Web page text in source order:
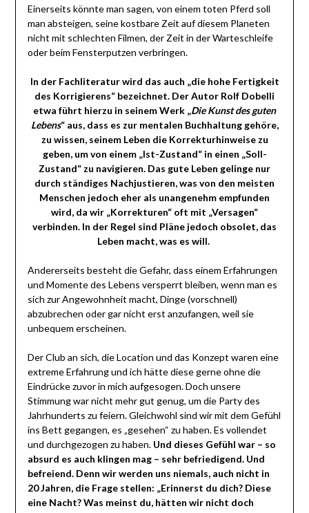
Einerseits könnte man sagen, von einem toten Pferd soll
man absteigen, seine kostbare Zeit auf diesem Planeten
nicht mit schlechten Filmen, der Zeit in der Warteschleife
oder beim Fensterputzen verbringen.
In der Fachliteratur wird das auch „die hohe Fertigkeit
des Korrigierens“ bezeichnet. Der Autor Rolf Dobelli
etwa führt hierzu in seinem Werk „Die Kunst des guten
Lebens“ aus, dass es zur mentalen Buchhaltung gehöre,
zu wissen, seinem Leben die Korrekturhinweise zu
geben, um von einem „Ist-Zustand“ in einen „Soll-
Zustand“ zu navigieren. Das gute Leben gelinge nur
durch ständiges Nachjustieren, was von den meisten
Menschen jedoch eher als unangenehm empfunden
wird, da wir „Korrekturen“ oft mit „Versagen“
verbinden. In der Regel sind Pläne jedoch obsolet, das
Leben macht, was es will.
Andererseits besteht die Gefahr, dass einem Erfahrungen
und Momente des Lebens versperrt bleiben, wenn man es
sich zur Angewohnheit macht, Dinge (vorschnell)
abzubrechen oder gar nicht erst anzufangen, weil sie
unbequem erscheinen.
Der Club an sich, die Location und das Konzept waren eine
extreme Erfahrung und ich hätte diese gerne ohne die
Eindrücke zuvor in mich aufgesogen. Doch unsere
Stimmung war nicht mehr gut genug, um die Party des
Jahrhunderts zu feiern. Gleichwohl sind wir mit dem Gefühl
ins Bett gegangen, es „gesehen“ zu haben. Es vollendet
und durchgezogen zu haben. Und dieses Gefühl war – so
absurd es auch klingen mag – sehr befriedigend. Und
befreiend. Denn wir werden uns niemals, auch nicht in
20 Jahren, die Frage stellen: „Erinnerst du dich? Diese
eine Nacht? Was meinst du, hätten wir nicht doch